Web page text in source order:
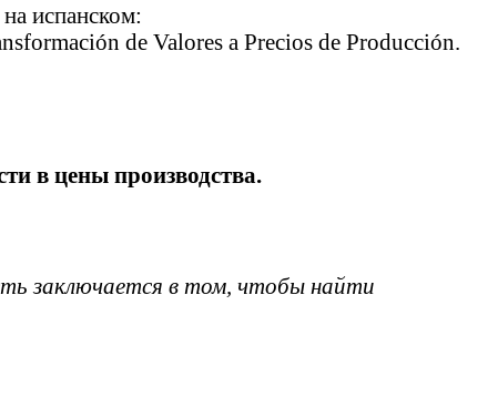
испанском:
de Valores a Precios de Producción.
в цены производства.
заключается в том, чтобы найти